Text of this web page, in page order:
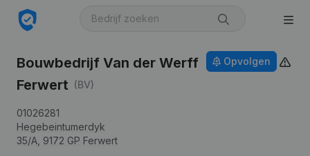
Bouwbedrijf Van der Werff
Ferwert (BV)
01026281
Hegebeintumerdyk
35/A, 9172 GP Ferwert
Opvolgen